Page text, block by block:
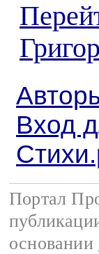
Вход
Портал
основании